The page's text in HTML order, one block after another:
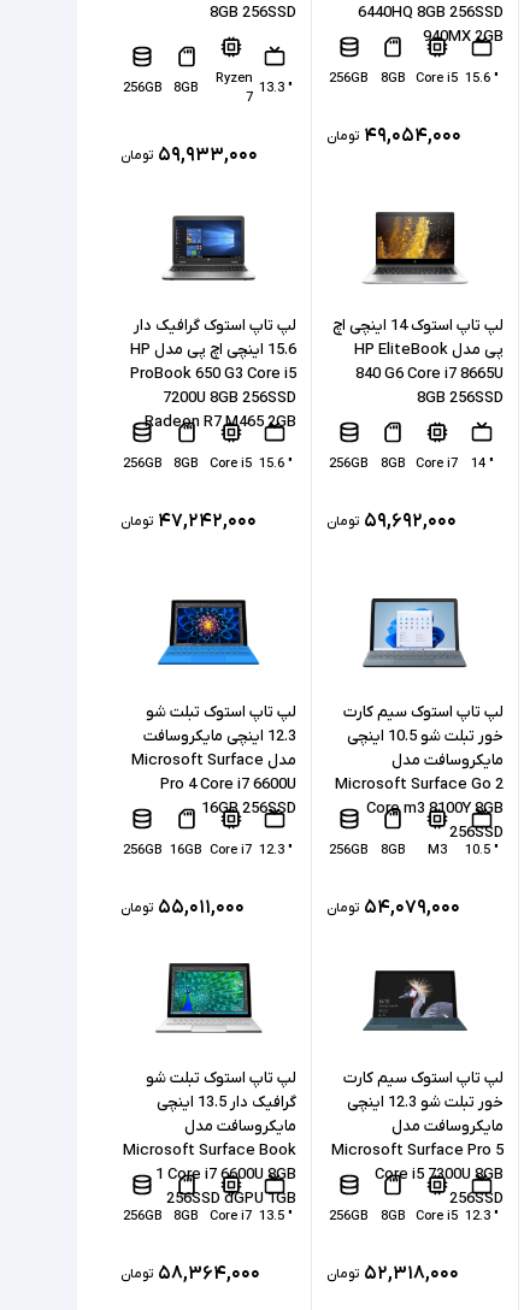
6440HQ 8GB 256SSD
940MX 2GB
" 15.6
Core i5
8GB
256GB
۴۹,۰۵۴,۰۰۰ تومان
8GB 256SSD
" 13.3
Ryzen
7
8GB
256GB
۵۹,۹۳۳,۰۰۰ تومان
لپ تاپ استوک 14 اینچی اچ
پی مدل HP EliteBook
840 G6 Core i7 8665U
8GB 256SSD
" 14
Core i7
8GB
256GB
۵۹,۶۹۲,۰۰۰ تومان
لپ تاپ استوک گرافیک دار
15.6 اینچی اچ پی مدل HP
ProBook 650 G3 Core i5
7200U 8GB 256SSD
Radeon R7 M465 2GB
" 15.6
Core i5
8GB
256GB
۴۷,۲۴۲,۰۰۰ تومان
لپ تاپ استوک سیم کارت
خور تبلت شو 10.5 اینچی
مایکروسافت مدل
Microsoft Surface Go 2
Core m3 8100Y 8GB
256SSD
" 10.5
M3
8GB
256GB
۵۴,۰۷۹,۰۰۰ تومان
لپ تاپ استوک تبلت شو
12.3 اینچی مایکروسافت
مدل Microsoft Surface
Pro 4 Core i7 6600U
16GB 256SSD
" 12.3
Core i7
16GB
256GB
۵۵,۰۱۱,۰۰۰ تومان
لپ تاپ استوک سیم کارت
خور تبلت شو 12.3 اینچی
مایکروسافت مدل
Microsoft Surface Pro 5
Core i5 7300U 8GB
256SSD
" 12.3
Core i5
8GB
256GB
۵۲,۳۱۸,۰۰۰ تومان
لپ تاپ استوک تبلت شو
گرافیک دار 13.5 اینچی
مایکروسافت مدل
Microsoft Surface Book
1 Core i7 6600U 8GB
256SSD dGPU 1GB
" 13.5
Core i7
8GB
256GB
۵۸,۳۶۴,۰۰۰ تومان